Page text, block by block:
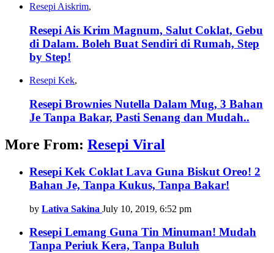
Resepi Aiskrim,
Resepi Ais Krim Magnum, Salut Coklat, Gebu
di Dalam. Boleh Buat Sendiri di Rumah, Step
by Step!
Resepi Kek,
Resepi Brownies Nutella Dalam Mug, 3 Bahan
Je Tanpa Bakar, Pasti Senang dan Mudah..
More From: Resepi Viral
Resepi Kek Coklat Lava Guna Biskut Oreo! 2
Bahan Je, Tanpa Kukus, Tanpa Bakar!
by Lativa Sakina July 10, 2019, 6:52 pm
Resepi Lemang Guna Tin Minuman! Mudah
Tanpa Periuk Kera, Tanpa Buluh